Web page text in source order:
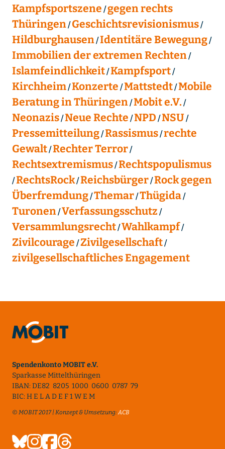
Kampfsportszene gegen rechts
Thüringen Geschichtsrevisionismus
Hildburghausen Identitäre Bewegung
Immobilien der extremen Rechten
Islamfeindlichkeit Kampfsport
Kirchheim Konzerte Mattstedt Mobile
Beratung in Thüringen Mobit e.V.
Neonazis Neue Rechte NPD NSU
Pressemitteilung Rassismus rechte
Gewalt Rechter Terror
Rechtsextremismus Rechtspopulismus
RechtsRock Reichsbürger Rock gegen
Überfremdung Themar Thügida
Turonen Verfassungsschutz
Versammlungsrecht Wahlkampf
Zivilcourage Zivilgesellschaft
zivilgesellschaftliches Engagement
Spendenkonto MOBIT e.V.
Sparkasse Mittelthüringen
IBAN: DE82 8205 1000 0600 0787 79
BIC: H E L A D E F 1 W E M
© MOBIT 2017 | Konzept & Umsetzung:ACB